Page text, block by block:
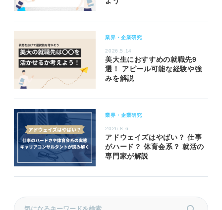
業界・企業研究
2026.5.14
美大生におすすめの就職先9
選！ アピール可能な経験や強
みを解説
業界・企業研究
2026.8.6
アドウェイズはやばい？ 仕事
がハード？ 体育会系？ 就活の
専門家が解説